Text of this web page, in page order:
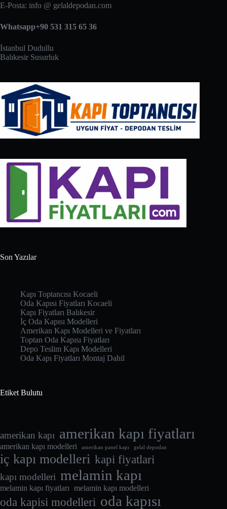
E-Posta: info @ gelaldepodan.com
Whatsapp+90 531 315 65 36
İstanbul Dudullu
Balıkesir Susurluk
Son Yazılar
Kapı Toptancısı Kocaeli
Oda Kapısı Fiyatları Kocaeli
Kapı Fiyatları Balıkesir
İç Oda Kapısı Modelleri
Amerikan Kapı Modelleri ve Fiyatları
Toptan Oda Kapısı Fiyatları
Depo Teslim Kapı Modelleri
Oda Kapı Fiyatları Montaj Dahil
Etiket Bulutu
amerikan kapı amerikan kapı fiyatları
amerikan kapı modelleri amerikan panel kapı gelal depodan
iç kapı modelleri kapi fiyatlari
kapı modelleri melamin kapı
melamin kapı fiyatları melamin kapı modelleri
oda kapisi modelleri oda kapısı